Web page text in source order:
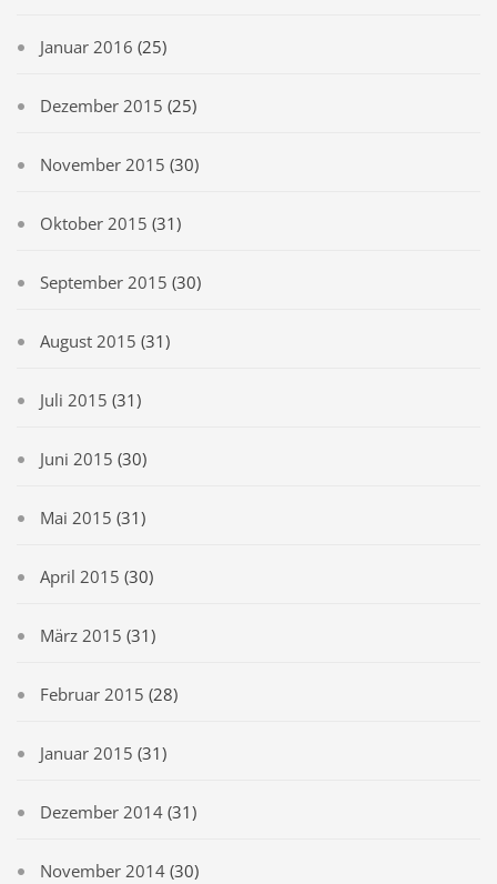
Januar 2016 (25)
Dezember 2015 (25)
November 2015 (30)
Oktober 2015 (31)
September 2015 (30)
August 2015 (31)
Juli 2015 (31)
Juni 2015 (30)
Mai 2015 (31)
April 2015 (30)
März 2015 (31)
Februar 2015 (28)
Januar 2015 (31)
Dezember 2014 (31)
November 2014 (30)